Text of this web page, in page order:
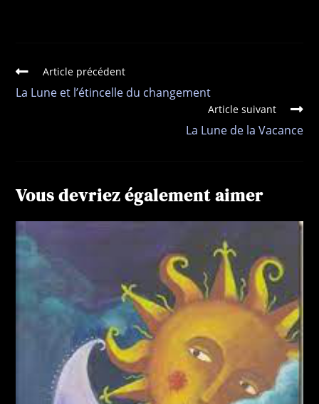
Article précédent
La Lune et l’étincelle du changement
Article suivant
La Lune de la Vacance
Vous devriez également aimer